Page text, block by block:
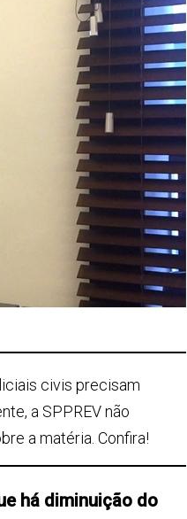
civis precisam
a SPPREV não
a matéria. Confira!
há diminuição do